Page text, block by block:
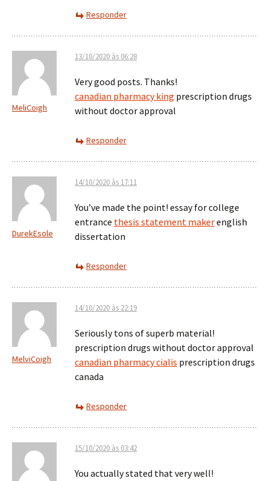
Responder
MeliCoigh
13/10/2020 às 06:28
Very good posts. Thanks!
canadian pharmacy king prescription drugs
without doctor approval
Responder
DurekEsole
14/10/2020 às 17:11
You’ve made the point! essay for college
entrance thesis statement makerenglish
dissertation
Responder
MelviCoigh
14/10/2020 às 22:19
Seriously tons of superb material!
prescription drugs without doctor approval
canadian pharmacy cialis prescription drugs
canada
Responder
15/10/2020 às 03:42
You actually stated that very well!